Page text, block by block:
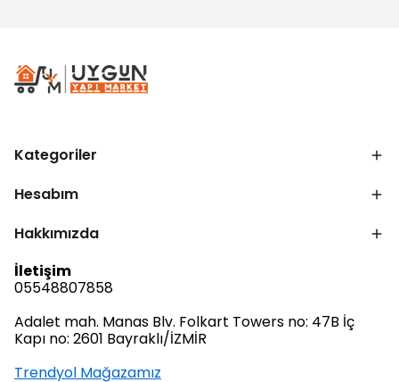
Kategoriler
Hesabım
Hakkımızda
İletişim
05548807858
Adalet mah. Manas Blv. Folkart Towers no: 47B İç
Kapı no: 2601 Bayraklı/İZMİR
Trendyol Mağazamız